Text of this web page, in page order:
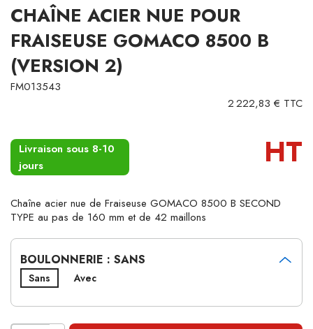
CHAÎNE ACIER NUE POUR
FRAISEUSE GOMACO 8500 B
(VERSION 2)
FM013543
2 222,83 € TTC
Livraison sous 8-10
jours
HT
Chaîne acier nue de Fraiseuse GOMACO 8500 B SECOND
TYPE au pas de 160 mm et de 42 maillons
BOULONNERIE : SANS
Sans Avec